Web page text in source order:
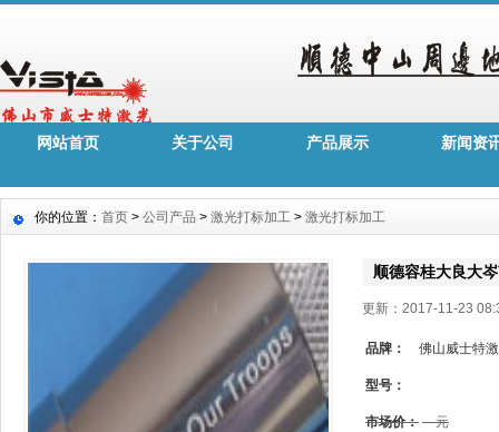
网站首页 关于公司 产品展示 新闻资
你的位置： 首页 > 公司产品 > 激光打标加工 > 激光打标加工
顺德容桂大良大
更新：2017-11-23
品牌： 佛山威士特
型号：
市场价： 元